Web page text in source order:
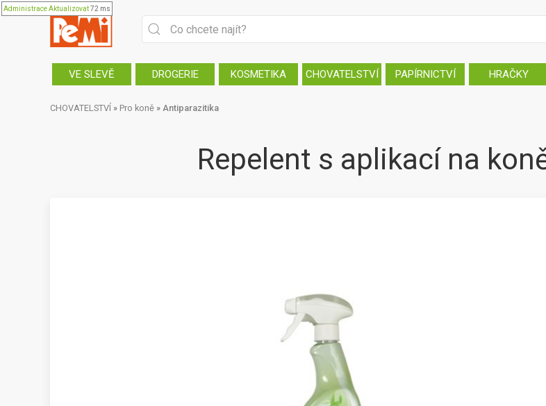
AdministraceAktualizovat72 ms
VE SLEVĚ DROGERIE KOSMETIKA CHOVATELSTVÍ PAPÍRNICTVÍ HRAČKY
CHOVATELSTVÍ » Pro koně » Antiparazitika
Repelent s aplikací na